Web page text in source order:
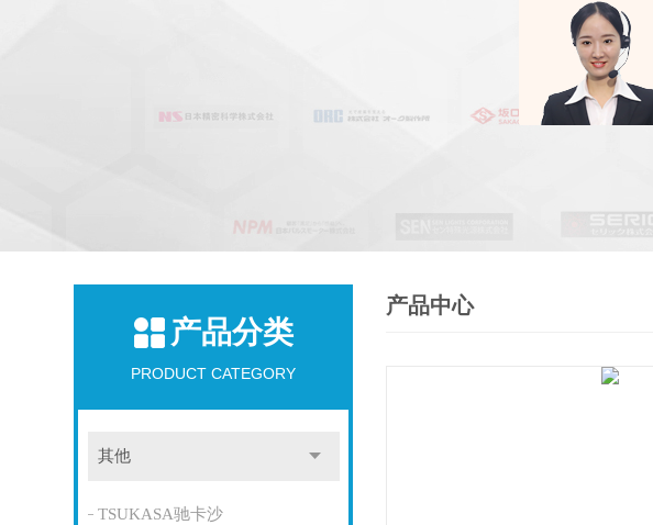
产品分类
PRODUCT CATEGORY
其他
TSUKASA驰卡沙
产品中心